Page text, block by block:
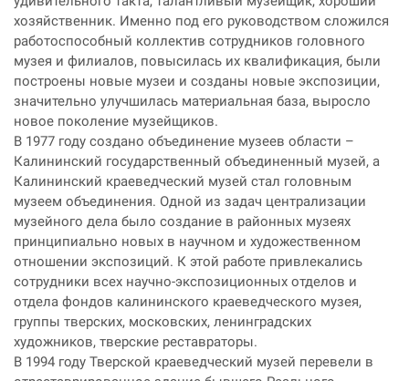
хозяйственник. Именно под его руководством сложился
работоспособный коллектив сотрудников головного
музея и филиалов, повысилась их квалификация, были
построены новые музеи и созданы новые экспозиции,
значительно улучшилась материальная база, выросло
новое поколение музейщиков.
В 1977 году создано объединение музеев области –
Калининский государственный объединенный музей, а
Калининский краеведческий музей стал головным
музеем объединения. Одной из задач централизации
музейного дела было создание в районных музеях
принципиально новых в научном и художественном
отношении экспозиций. К этой работе привлекались
сотрудники всех научно-экспозиционных отделов и
отдела фондов калининского краеведческого музея,
группы тверских, московских, ленинградских
художников, тверские реставраторы.
В 1994 году Тверской краеведческий музей перевели в